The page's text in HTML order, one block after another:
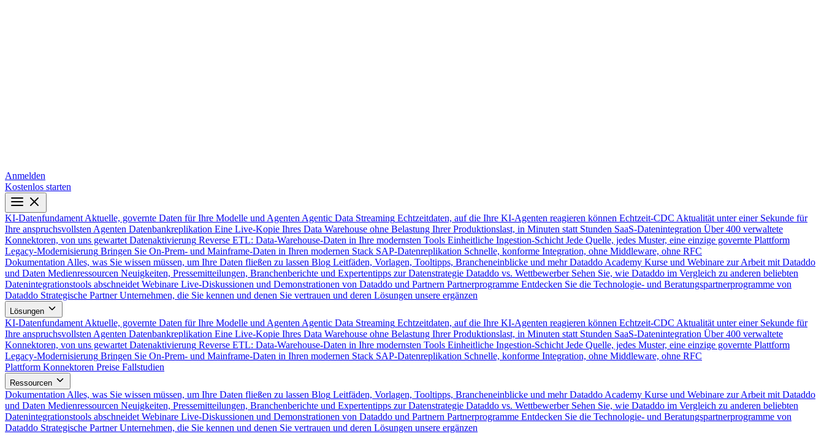
Anmelden
Kostenlos starten
KI-Datenfundament Aktuelle, governte Daten für Ihre Modelle und Agenten Agentic Data Streaming Echtzeitdaten, auf die Ihre KI-Agenten reagieren können Echtzeit-CDC Aktualität unter einer Sekunde für
Ihre anspruchsvollsten Agenten Datenbankreplikation Eine Live-Kopie Ihres Data Warehouse ohne Belastung Ihrer Produktionslast, in Minuten statt Stunden SaaS-Datenintegration Über 400 verwaltete
Konnektoren, von uns gewartet Datenaktivierung Reverse ETL: Data-Warehouse-Daten in Ihre modernsten Tools Einheitliche Ingestion-Schicht Jede Quelle, jedes Muster, eine einzige governte Plattform
Legacy-Modernisierung Bringen Sie On-Prem- und Mainframe-Daten in Ihren modernen Stack SAP-Datenreplikation Schnelle, konforme Integration, ohne Middleware, ohne RFC
Dokumentation Alles, was Sie wissen müssen, um Ihre Daten fließen zu lassen Blog Leitfäden, Vorlagen, Tooltipps, Brancheneinblicke und mehr Dataddo Academy Kurse und Webinare zur Arbeit mit Dataddo
und Daten Medienressourcen Neuigkeiten, Pressemitteilungen, Branchenberichte und Expertentipps zur Datenstrategie Dataddo vs. Wettbewerber Sehen Sie, wie Dataddo im Vergleich zu anderen beliebten
Datenintegrationstools abschneidet Webinare Live-Diskussionen und Demonstrationen von Dataddo und Partnern Partnerprogramme Entdecken Sie die Technologie- und Beratungspartnerprogramme von
Dataddo Strategische Partner Unternehmen, die Sie kennen und denen Sie vertrauen und deren Lösungen unsere ergänzen
Lösungen
KI-Datenfundament Aktuelle, governte Daten für Ihre Modelle und Agenten Agentic Data Streaming Echtzeitdaten, auf die Ihre KI-Agenten reagieren können Echtzeit-CDC Aktualität unter einer Sekunde für
Ihre anspruchsvollsten Agenten Datenbankreplikation Eine Live-Kopie Ihres Data Warehouse ohne Belastung Ihrer Produktionslast, in Minuten statt Stunden SaaS-Datenintegration Über 400 verwaltete
Konnektoren, von uns gewartet Datenaktivierung Reverse ETL: Data-Warehouse-Daten in Ihre modernsten Tools Einheitliche Ingestion-Schicht Jede Quelle, jedes Muster, eine einzige governte Plattform
Legacy-Modernisierung Bringen Sie On-Prem- und Mainframe-Daten in Ihren modernen Stack SAP-Datenreplikation Schnelle, konforme Integration, ohne Middleware, ohne RFC
Plattform Konnektoren Preise Fallstudien
Ressourcen
Dokumentation Alles, was Sie wissen müssen, um Ihre Daten fließen zu lassen Blog Leitfäden, Vorlagen, Tooltipps, Brancheneinblicke und mehr Dataddo Academy Kurse und Webinare zur Arbeit mit Dataddo
und Daten Medienressourcen Neuigkeiten, Pressemitteilungen, Branchenberichte und Expertentipps zur Datenstrategie Dataddo vs. Wettbewerber Sehen Sie, wie Dataddo im Vergleich zu anderen beliebten
Datenintegrationstools abschneidet Webinare Live-Diskussionen und Demonstrationen von Dataddo und Partnern Partnerprogramme Entdecken Sie die Technologie- und Beratungspartnerprogramme von
Dataddo Strategische Partner Unternehmen, die Sie kennen und denen Sie vertrauen und deren Lösungen unsere ergänzen